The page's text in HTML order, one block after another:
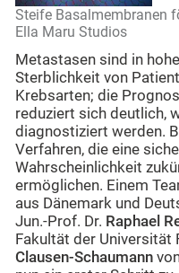
Steife Basalmembranen
Ella Maru Studios
Metastasen sind in
Sterblichkeit von
Krebsarten; die
reduziert sich deutlich,
diagnostiziert werden.
Verfahren, die eine
Wahrscheinlichkeit
ermöglichen. Einem
aus Dänemark und
Jun.-Prof. Dr. Raphael
Fakultät der Universität
Clausen-Schaumann